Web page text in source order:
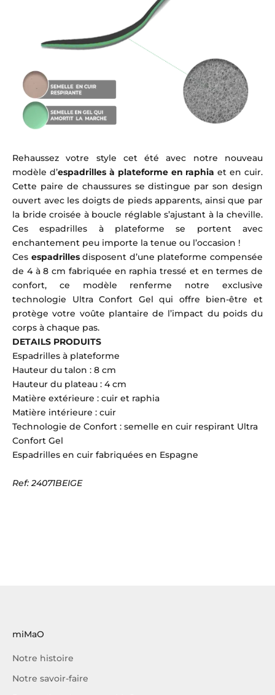
Rehaussez votre style cet été avec notre nouveau
modèle d’espadrilles à plateforme en raphia et en cuir.
Cette paire de chaussures se distingue par son design
ouvert avec les doigts de pieds apparents, ainsi que par
la bride croisée à boucle réglable s’ajustant à la cheville.
Ces espadrilles à plateforme se portent avec
enchantement peu importe la tenue ou l’occasion !
Ces espadrillesdisposent d’une plateforme compensée
de 4 à 8 cm fabriquée en raphia tressé et en termes de
confort, ce modèle renferme notre exclusive
technologie Ultra Confort Gel qui offre bien-être et
protège votre voûte plantaire de l’impact du poids du
corps à chaque pas.
DETAILS PRODUITS
Espadrilles à plateforme
Hauteur du talon : 8 cm
Hauteur du plateau : 4 cm
Matière extérieure : cuir et raphia
Matière intérieure : cuir
Technologie de Confort : semelle en cuir respirant Ultra
Confort Gel
Espadrilles en cuir fabriquées en Espagne
Ref: 24071BEIGE
miMaO
Notre histoire
Notre savoir-faire